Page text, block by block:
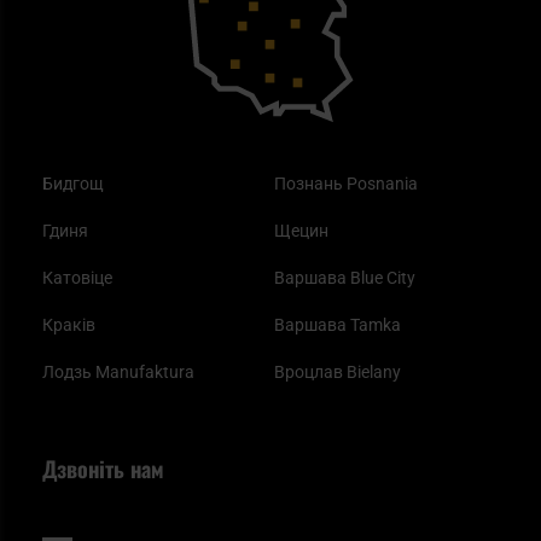
Бидгощ
Гдиня
Катовіце
Краків
Лодзь Manufaktura
Познань Posnania
Щецин
Варшава Blue City
Варшава Tamka
Вроцлав Bielany
Найкращі спальні мішки на осінь
Дзвоніть нам